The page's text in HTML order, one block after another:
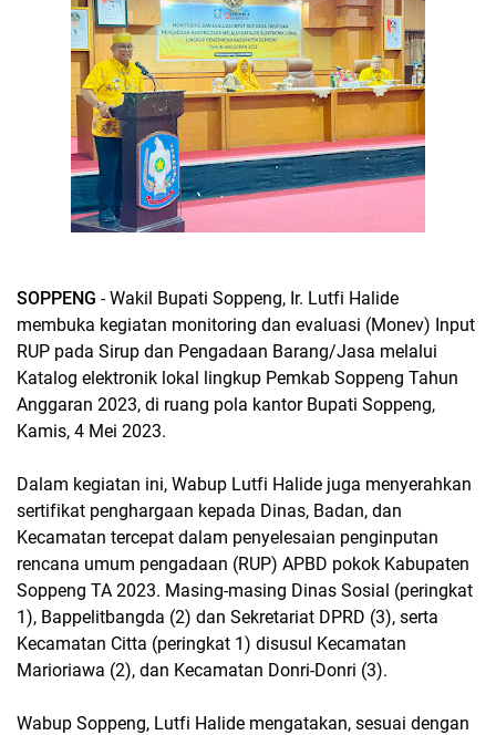
SOPPENG - Wakil Bupati Soppeng, Ir. Lutfi Halide
membuka kegiatan monitoring dan evaluasi (Monev) Input
RUP pada Sirup dan Pengadaan Barang/Jasa melalui
Katalog elektronik lokal lingkup Pemkab Soppeng Tahun
Anggaran 2023, di ruang pola kantor Bupati Soppeng,
Kamis, 4 Mei 2023.
Dalam kegiatan ini, Wabup Lutfi Halide juga menyerahkan
sertifikat penghargaan kepada Dinas, Badan, dan
Kecamatan tercepat dalam penyelesaian penginputan
rencana umum pengadaan (RUP) APBD pokok Kabupaten
Soppeng TA 2023. Masing-masing Dinas Sosial (peringkat
1), Bappelitbangda (2) dan Sekretariat DPRD (3), serta
Kecamatan Citta (peringkat 1) disusul Kecamatan
Marioriawa (2), dan Kecamatan Donri-Donri (3).
Wabup Soppeng, Lutfi Halide mengatakan, sesuai dengan